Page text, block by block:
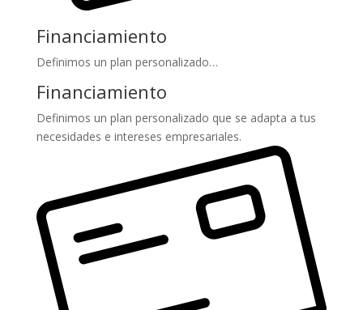
Financiamiento
Definimos un plan personalizado…
Financiamiento
Definimos un plan personalizado que se adapta a tus
necesidades e intereses empresariales.